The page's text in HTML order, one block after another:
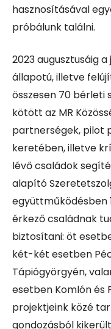
hasznosításával
próbálunk találni.
2023 augusztusáig
állapotú, illetve
összesen 70 bérleti
kötött az MR
partnerségek, pilot
keretében, illetve
lévő családok
alapító
együttműködésben
érkező családnak
biztosítani: öt
két-két esetben
Tápiógyörgyén,
esetben Komlón és
projektjeink közé
gondozásból